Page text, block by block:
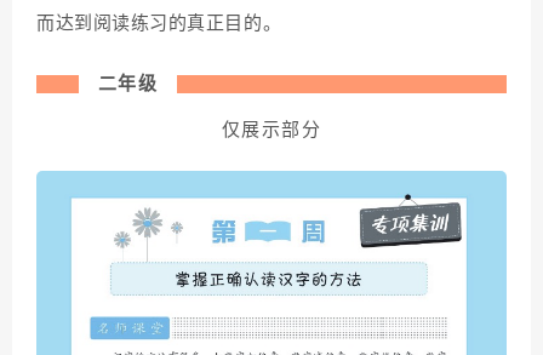
而达到阅读练习的真正目的。
二年级
仅展示部分